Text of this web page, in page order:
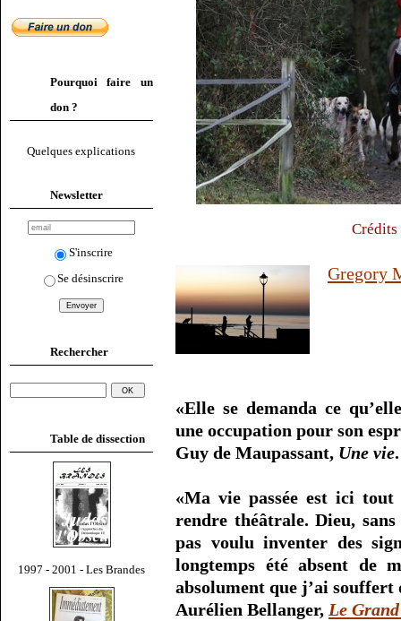
Pourquoi faire un
don ?
Quelques explications
Newsletter
S'inscrire
Se désinscrire
Rechercher
Table de dissection
1997 - 2001 - Les Brandes
Crédits
Gregory
«Elle se demanda ce
une occupation pour son
Guy de Maupassant, Une vie.
«Ma vie passée est ici
rendre théâtrale. Dieu,
pas voulu inventer des
longtemps été absent de
absolument que j’ai souffert
Aurélien Bellanger, Le